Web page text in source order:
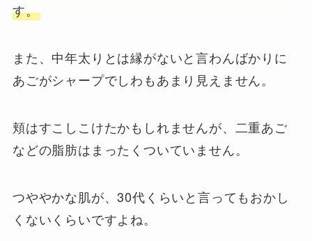
す。
また、中年太りとは縁がないと言わんばかりに
あごがシャープでしわもあまり見えません。
頬はすこしこけたかもしれませんが、二重あご
などの脂肪はまったくついていません。
つややかな肌が、30代くらいと言ってもおかし
くないくらいですよね。